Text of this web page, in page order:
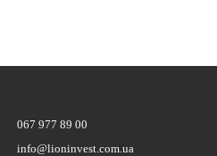
067 977 89 00
info@lioninvest.com.ua